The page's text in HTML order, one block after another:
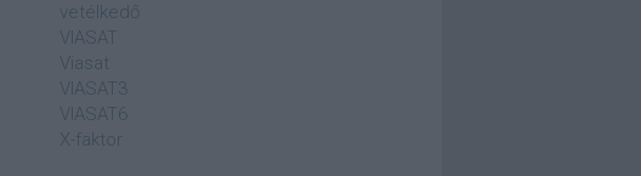
vetélkedő
VIASAT
Viasat
VIASAT3
VIASAT6
X-faktor